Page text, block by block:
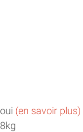
oui (en savoir plus)
8kg